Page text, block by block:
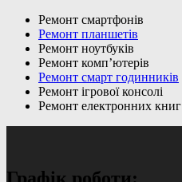
Ремонт смартфонів
Ремонт планшетів
Ремонт ноутбуків
Ремонт комп’ютерів
Ремонт смарт годинників
Ремонт ігрової консолі
Ремонт електронних книг
Графік роботи: